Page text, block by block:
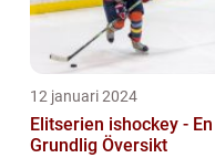
12 januari 2024
Elitserien ishockey - En
Grundlig Översikt